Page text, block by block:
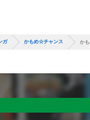
ガ かもめ☆チャンス か